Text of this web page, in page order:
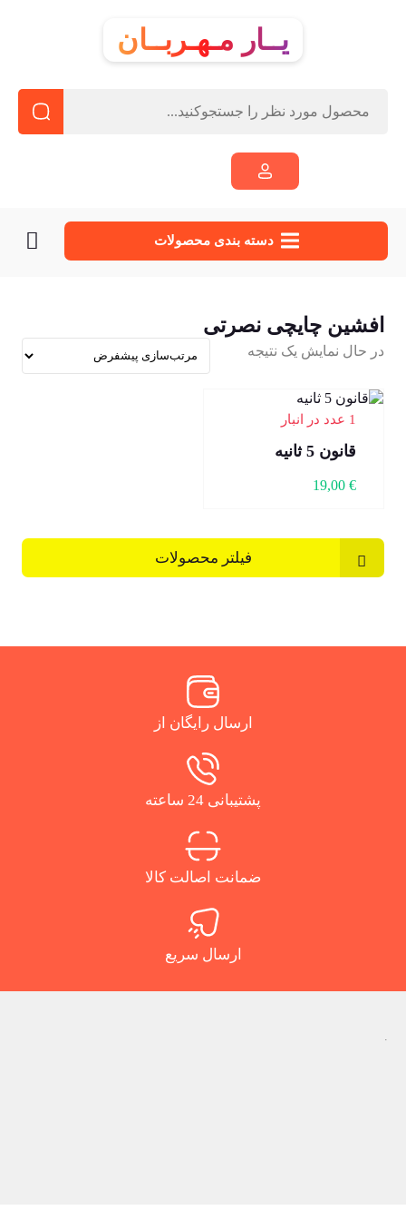
یــار مـهـربــان
دسته‌ بندی محصولات
افشین چایچی نصرتی
در حال نمایش یک نتیجه
1 عدد در انبار
قانون 5 ثانیه
19,00 €
فیلتر محصولات
ارسال رایگان از
پشتیبانی 24 ساعته
ضمانت اصالت کالا
ارسال سریع
.